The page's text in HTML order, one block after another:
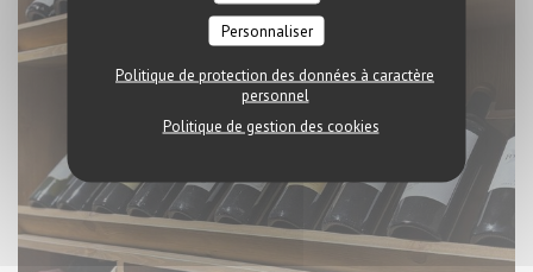
Personnaliser
Politique de protection des données à caractère
personnel
Politique de gestion des cookies